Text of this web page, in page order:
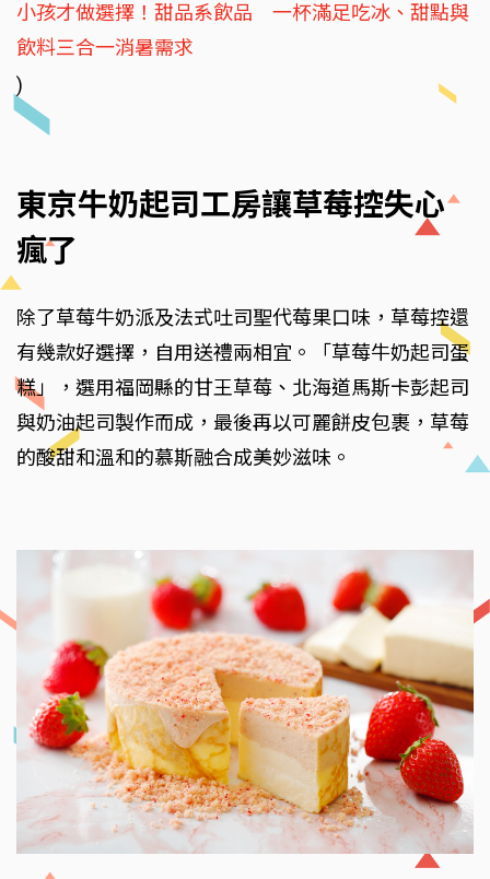
小孩才做選擇！甜品系飲品 一杯滿足吃冰、甜點與
飲料三合一消暑需求
)
東京牛奶起司工房讓草莓控失心
瘋了
除了草莓牛奶派及法式吐司聖代莓果口味，草莓控還
有幾款好選擇，自用送禮兩相宜。「草莓牛奶起司蛋
糕」，選用福岡縣的甘王草莓、北海道馬斯卡彭起司
與奶油起司製作而成，最後再以可麗餅皮包裹，草莓
的酸甜和溫和的慕斯融合成美妙滋味。